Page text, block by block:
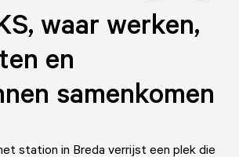
waar werken,
en
samenkomen
station in Breda verrijst een plek die